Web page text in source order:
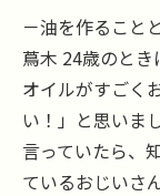
－油を作ること
蔦木 24歳のと
オイルがすごく
い！」と思いま
言っていたら、
ているおじいさ